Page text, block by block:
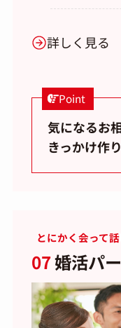
詳しく見る
Point
気になるお
きっかけ作
とにかく会って
07婚活パ